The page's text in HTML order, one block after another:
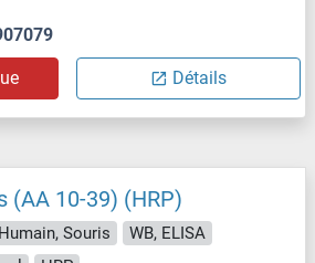
Détails
(AA 10-39) (HRP)
Souris
WB, ELISA